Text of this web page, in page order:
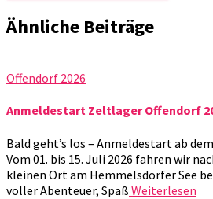
Ähnliche Beiträge
Offendorf 2026
Anmeldestart Zeltlager Offendorf
Bald geht’s los – Anmeldestart ab
Vom 01. bis 15. Juli 2026 fahren wir
kleinen Ort am Hemmelsdorfer See
voller Abenteuer, Spaß Weiterlesen